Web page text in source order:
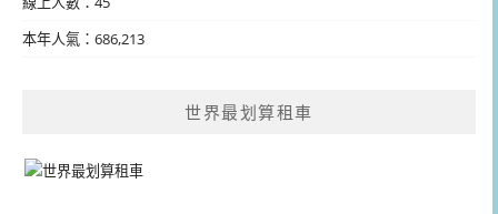
本年人氣：686,213
世界最划算租車